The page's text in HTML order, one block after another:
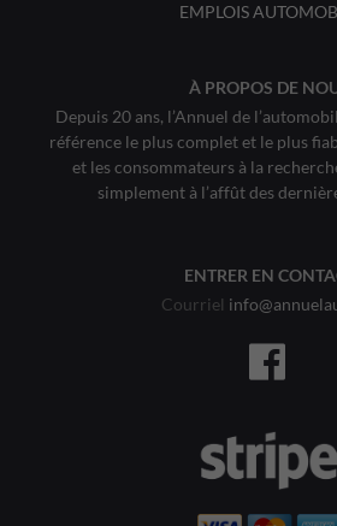
EMPLOIS
À PROPOS DE
Depuis 20 ans, l’Annuel de
référence le plus complet et le plus
et les consommateurs à la
simplement à l’affût des
ENTRER EN
Courriel